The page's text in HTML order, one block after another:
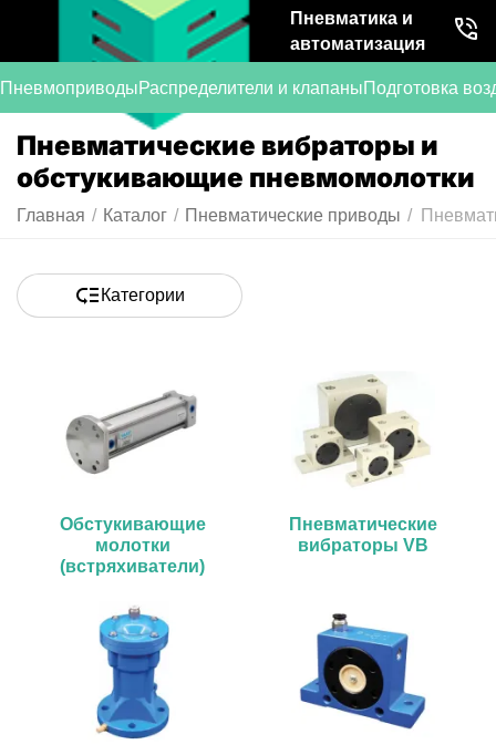
Пневматика и
автоматизация
ПневмоприводыРаспределители и клапаныПодготовка
Пневматические вибраторы и
обстукивающие пневмомолотки
Главная / Каталог / Пневматические приводы /
Категории
Обстукивающие
молотки
(встряхиватели)
Пневматические
вибраторы VB